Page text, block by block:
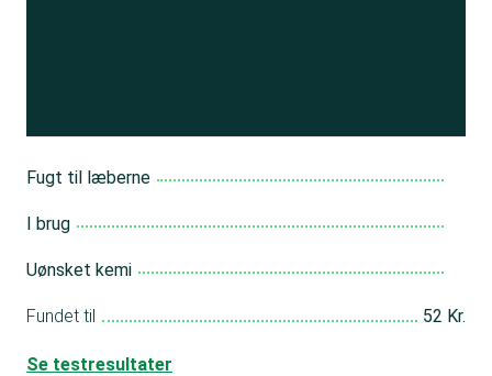
Fugt til læberne
I brug
Uønsket kemi
Fundet til 52 Kr.
Se testresultater